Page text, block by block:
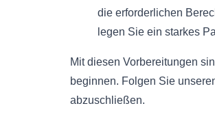
die erforderlichen
legen Sie ein starkes
Mit diesen Vorbereitungen
beginnen. Folgen Sie
abzuschließen.